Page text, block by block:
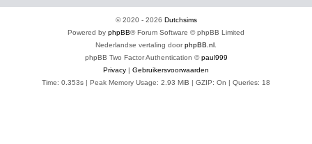
© 2020 - 2026 Dutchsims
Powered by phpBB® Forum Software © phpBB Limited
Nederlandse vertaling doorphpBB.nl
phpBB Two Factor Authentication ©paul999
Privacy | Gebruikersvoorwaarden
Time: 0.353s | Peak Memory Usage: 2.93 MiB | GZIP: On | Queries: 18